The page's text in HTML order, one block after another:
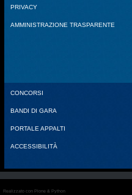
PRIVACY
AMMINISTRAZIONE TRASPARENTE
CONCORSI
BANDI DI GARA
PORTALE APPALTI
ACCESSIBILITÀ
Realizzato con Plone & Python